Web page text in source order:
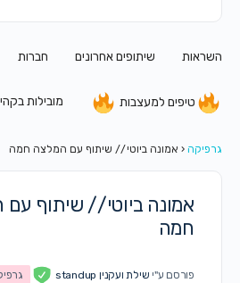
השראות שיתופים אחרונים חברות
טיפים למעצבות מובילות
גרפיקה ‹ אמונה ביוטי // שיתוף עם המלצה חמה
אמונה ביוטי // שיתוף
חמה
פורסם ע"ישילת ועקנין standup